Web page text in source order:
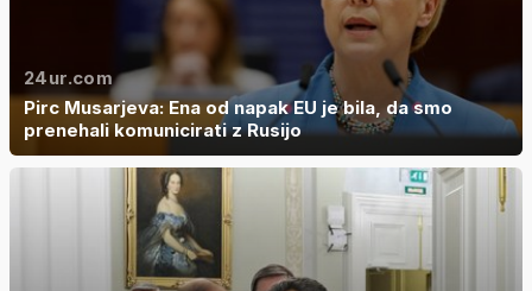
24ur.com
Pirc Musarjeva: Ena od napak EU je bila, da smo
prenehali komunicirati z Rusijo